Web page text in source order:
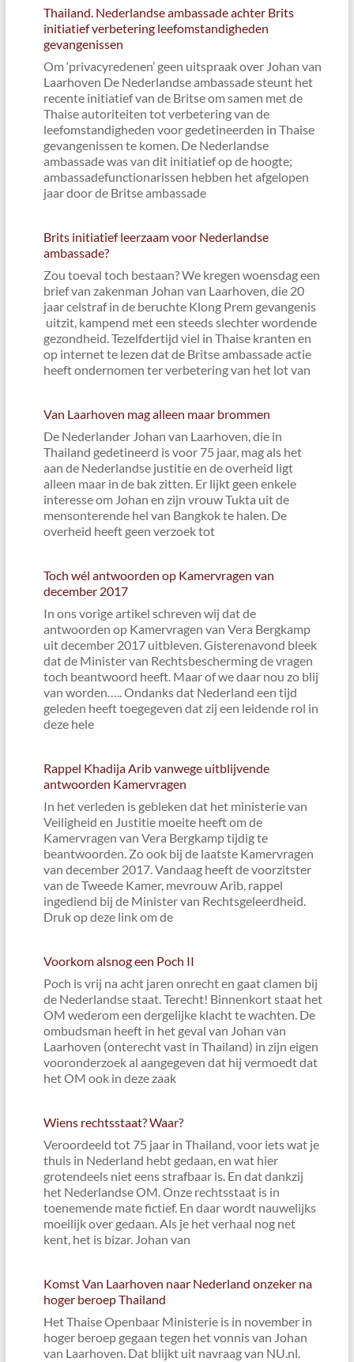
Thailand. Nederlandse ambassade achter Brits
initiatief verbetering leefomstandigheden
gevangenissen
Om ‘privacyredenen’ geen uitspraak over Johan van
Laarhoven De Nederlandse ambassade steunt het
recente initiatief van de Britse om samen met de
Thaise autoriteiten tot verbetering van de
leefomstandigheden voor gedetineerden in Thaise
gevangenissen te komen. De Nederlandse
ambassade was van dit initiatief op de hoogte;
ambassadefunctionarissen hebben het afgelopen
jaar door de Britse ambassade
Brits initiatief leerzaam voor Nederlandse
ambassade?
Zou toeval toch bestaan? We kregen woensdag een
brief van zakenman Johan van Laarhoven, die 20
jaar celstraf in de beruchte Klong Prem gevangenis
uitzit, kampend met een steeds slechter wordende
gezondheid. Tezelfdertijd viel in Thaise kranten en
op internet te lezen dat de Britse ambassade actie
heeft ondernomen ter verbetering van het lot van
Van Laarhoven mag alleen maar brommen
De Nederlander Johan van Laarhoven, die in
Thailand gedetineerd is voor 75 jaar, mag als het
aan de Nederlandse justitie en de overheid ligt
alleen maar in de bak zitten. Er lijkt geen enkele
interesse om Johan en zijn vrouw Tukta uit de
mensonterende hel van Bangkok te halen. De
overheid heeft geen verzoek tot
Toch wél antwoorden op Kamervragen van
december 2017
In ons vorige artikel schreven wij dat de
antwoorden op Kamervragen van Vera Bergkamp
uit december 2017 uitbleven. Gisterenavond bleek
dat de Minister van Rechtsbescherming de vragen
toch beantwoord heeft. Maar of we daar nou zo blij
van worden….. Ondanks dat Nederland een tijd
geleden heeft toegegeven dat zij een leidende rol in
deze hele
Rappel Khadija Arib vanwege uitblijvende
antwoorden Kamervragen
In het verleden is gebleken dat het ministerie van
Veiligheid en Justitie moeite heeft om de
Kamervragen van Vera Bergkamp tijdig te
beantwoorden. Zo ook bij de laatste Kamervragen
van december 2017. Vandaag heeft de voorzitster
van de Tweede Kamer, mevrouw Arib, rappel
ingediend bij de Minister van Rechtsgeleerdheid.
Druk op deze link om de
Voorkom alsnog een Poch II
Poch is vrij na acht jaren onrecht en gaat clamen bij
de Nederlandse staat. Terecht! Binnenkort staat het
OM wederom een dergelijke klacht te wachten. De
ombudsman heeft in het geval van Johan van
Laarhoven (onterecht vast in Thailand) in zijn eigen
vooronderzoek al aangegeven dat hij vermoedt dat
het OM ook in deze zaak
Wiens rechtsstaat? Waar?
Veroordeeld tot 75 jaar in Thailand, voor iets wat je
thuis in Nederland hebt gedaan, en wat hier
grotendeels niet eens strafbaar is. En dat dankzij
het Nederlandse OM. Onze rechtsstaat is in
toenemende mate fictief. En daar wordt nauwelijks
moeilijk over gedaan. Als je het verhaal nog net
kent, het is bizar. Johan van
Komst Van Laarhoven naar Nederland onzeker na
hoger beroep Thailand
Het Thaise Openbaar Ministerie is in november in
hoger beroep gegaan tegen het vonnis van Johan
van Laarhoven. Dat blijkt uit navraag van NU.nl.